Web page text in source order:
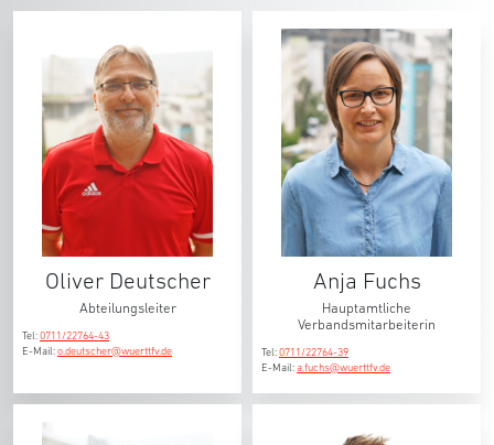
Oliver Deutscher
Abteilungsleiter
Tel:0711/22764-43
E-Mail:o.deutscher@wuerttfv.de
Anja Fuchs
Hauptamtliche
Verbandsmitarbeiterin
Tel:0711/22764-39
E-Mail:a.fuchs@wuerttfv.de